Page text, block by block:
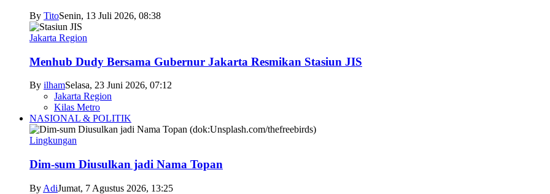
By TitoSenin, 13 Juli 2026, 08:38
Jakarta Region
Menhub Dudy Bersama Gubernur Jakarta Resmikan Stasiun JIS
By ilhamSelasa, 23 Juni 2026, 07:12
Jakarta Region
Kilas Metro
NASIONAL & POLITIK
Lingkungan
Dim-sum Diusulkan jadi Nama Topan
By AdiJumat, 7 Agustus 2026, 13:25